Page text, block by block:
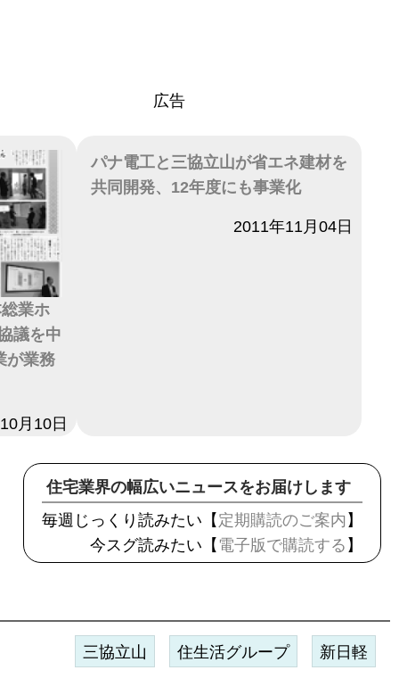
広告
業ホ
議を中
が業務
月10日
パナ電工と三協立山が省エネ建材を
共同開発、12年度にも事業化
2011年11月04日
住宅業界の幅広いニュースをお届けします
毎週じっくり読みたい【 定期購読のご案内 】
今スグ読みたい【 電子版で購読する 】
三協立山 住生活グループ 新日軽